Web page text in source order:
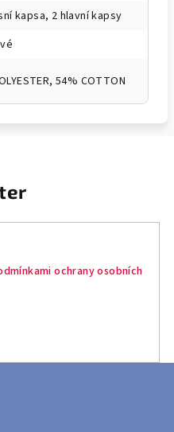
kapsa, 2 hlavní kapsy
54% COTTON
ochrany osobních